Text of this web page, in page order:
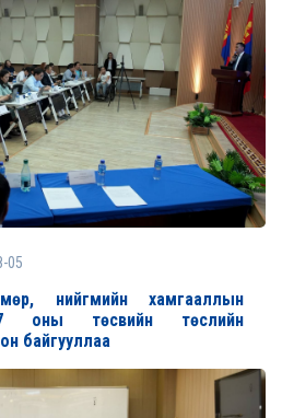
05
нийгмийн хамгааллын
оны төсвийн төслийн
байгууллаа